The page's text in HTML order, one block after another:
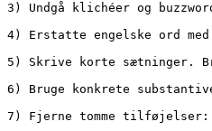
3) Undgå klichéer og
4) Erstatte engelske ord
5) Skrive korte sætninger.
6) Bruge konkrete
7) Fjerne tomme